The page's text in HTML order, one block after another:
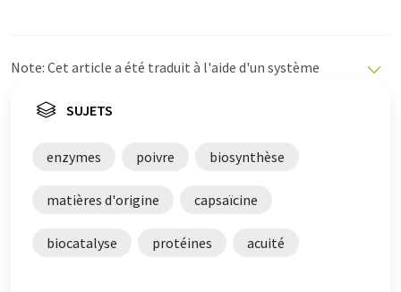
Note: Cet article a été traduit à l'aide d'un système
propose ces traductions automatiques pour présenter
été traduit avec traduction automatique, il est possible
qu'il contienne des erreurs de vocabulaire, de syntaxe ou
de grammaire. L'article original dans Allemand peut
être trouvéici.
SUJETS
enzymes poivre biosynthèse
matières d'origine capsaïcine
biocatalyse protéines acuité